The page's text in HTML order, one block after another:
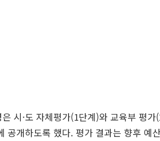
시·도 자체평가(1단계)와 교육부 평가
공개하도록 했다. 평가 결과는 향후 예